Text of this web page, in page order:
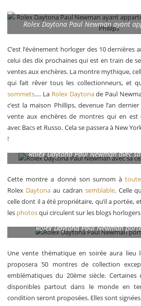
Rolex Daytona Paul Newman ayant
C’est l’événement horloger des 10 dernières
celui des dix prochaines qui est en train de
ventes aux enchères. La montre mythique,
qui fait rêver tous les collectionneurs, et
sommets,… La Rolex Daytonade Paul
c’est la maison Phillips, devenue l’an
vente aux enchères de montres qui en est
avec Bacs et Russo. Cela se passera à New
!
Rolex Daytona Paul Newman avec
Cette montre a donné son surnom à
Rolex Daytonaau cadran semblable. Celle
celle dont il a été propriétaire, qu’il a portée,
les photosqui circulent sur les blogs
Rolex Daytona Paul Newman
Une vente thématique en soirée aura lieu
proposera 50 montres de collection
emblématiques du 20ème siècle.
disponibles partout dans le monde en
condition seront proposées. Elles sont